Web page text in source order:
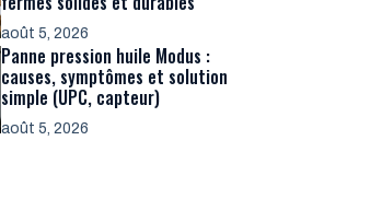
août 5, 2026
Panne pression huile Modus :
causes, symptômes et solution
simple (UPC, capteur)
août 5, 2026